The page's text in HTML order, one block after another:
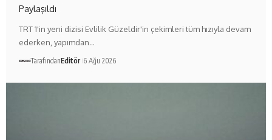
Paylaşıldı
TRT 1'in yeni dizisi Evlilik Güzeldir'in çekimleri tüm hızıyla devam
ederken, yapımdan…
TarafındanEditör 6 Ağu 2026